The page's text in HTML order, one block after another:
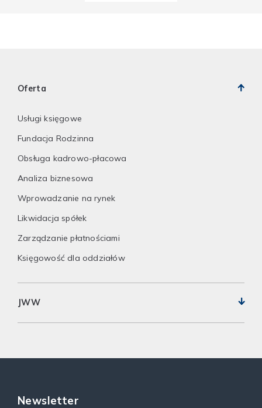
Oferta
Usługi księgowe
Fundacja Rodzinna
Obsługa kadrowo-płacowa
Analiza biznesowa
Wprowadzanie na rynek
Likwidacja spółek
Zarządzanie płatnościami
Księgowość dla oddziałów
JWW
Newsletter